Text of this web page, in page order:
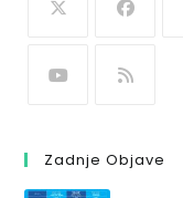
Zadnje Objave